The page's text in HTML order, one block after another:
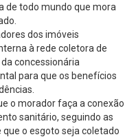
de todo mundo que mora
dos imóveis
à rede coletora de
concessionária
para que os benefícios
o morador faça a conexão
sanitário, seguindo as
o esgoto seja coletado